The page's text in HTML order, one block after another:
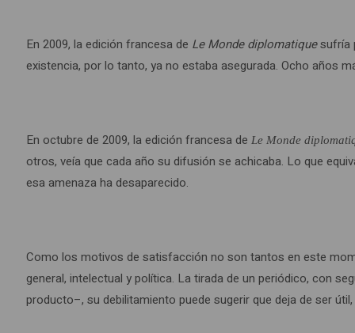
En 2009, la edición francesa de Le Monde diplomatiquesufría
existencia, por lo tanto, ya no estaba asegurada. Ocho años
En octubre de 2009, la edición francesa deLe Monde
otros, veía que cada año su difusión se achicaba. Lo que
esa amenaza ha desaparecido.
Como los motivos de satisfacción no son tantos en este
general, intelectual y política. La tirada de un periódico, con
producto–, su debilitamiento puede sugerir que deja de ser
año
su
difusión
equivale
a